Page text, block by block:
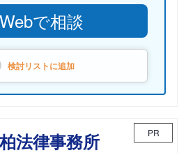
Webで相談
検討リストに追加
法律事務所 PR